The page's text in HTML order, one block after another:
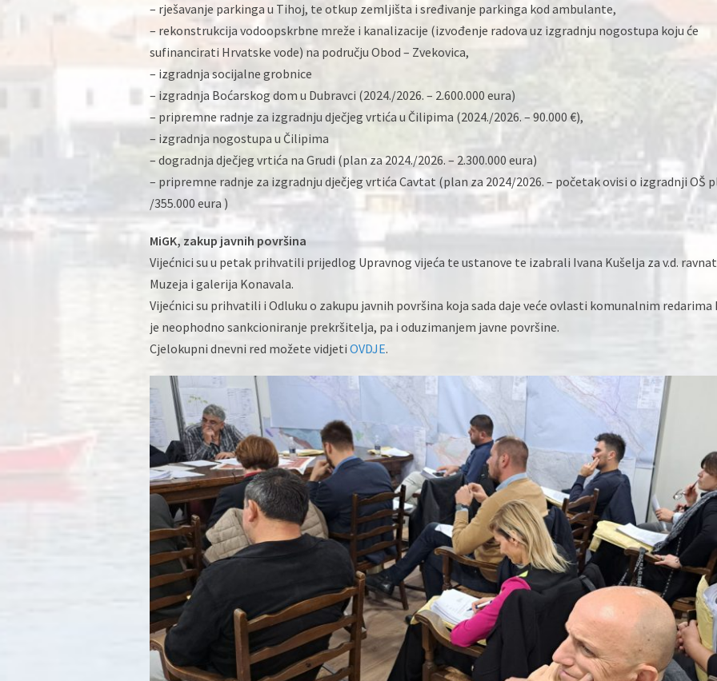
– rješavanje parkinga u Tihoj, te otkup zemljišta i sređivanje parkinga kod ambulante,
– rekonstrukcija vodoopskrbne mreže i kanalizacije (izvođenje radova uz izgradnju nogostupa koju će
sufinancirati Hrvatske vode) na području Obod – Zvekovica,
– izgradnja socijalne grobnice
– izgradnja Boćarskog dom u Dubravci (2024./2026. – 2.600.000 eura)
– pripremne radnje za izgradnju dječjeg vrtića u Čilipima (2024./2026. – 90.000 €),
– izgradnja nogostupa u Čilipima
– dogradnja dječjeg vrtića na Grudi (plan za 2024./2026. – 2.300.000 eura)
– pripremne radnje za izgradnju dječjeg vrtića Cavtat (plan za 2024/2026. – početak ovisi o izgradnji OŠ
/355.000 eura )
MiGK, zakup javnih površina
Vijećnici su u petak prihvatili prijedlog Upravnog vijeća te ustanove te izabrali Ivana Kušelja za v.d.
Muzeja i galerija Konavala.
Vijećnici su prihvatili i Odluku o zakupu javnih površina koja sada daje veće ovlasti komunalnim redarima
je neophodno sankcioniranje prekršitelja, pa i oduzimanjem javne površine.
Cjelokupni dnevni red možete vidjeti OVDJE.